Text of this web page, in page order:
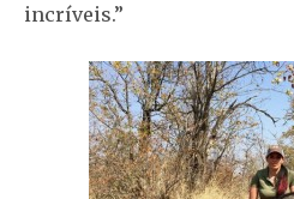
incríveis.”